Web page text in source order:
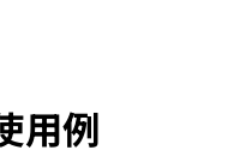
用例